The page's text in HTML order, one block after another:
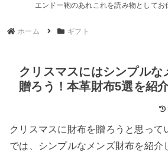
ブランドから探す
エンドー鞄のあれこれを読み物としてお
ホーム ギフト
クリスマスにはシンプルな
贈ろう！本革財布5選を紹
クリスマスに財布を贈ろうと思って
では、シンプルなメンズ財布を紹介